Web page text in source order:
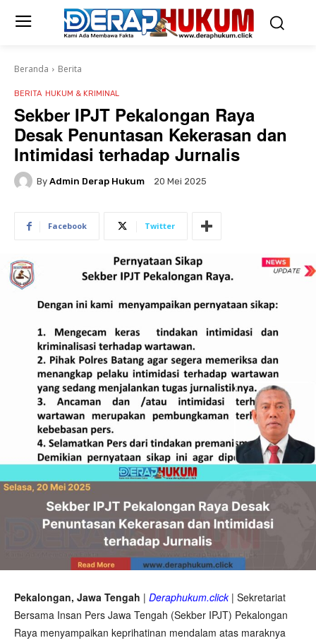
Beranda Berita
BERITA HUKUM & KRIMINAL
Sekber IPJT Pekalongan Raya
Desak Penuntasan Kekerasan dan
Intimidasi terhadap Jurnalis
By Admin Derap Hukum 20 Mei 2025
Facebook Twitter
Pekalongan, Jawa Tengah | Deraphukum.click| Sekretariat
Bersama Insan Pers Jawa Tengah (Sekber IPJT) Pekalongan
Raya menyampaikan keprihatinan mendalam atas maraknya